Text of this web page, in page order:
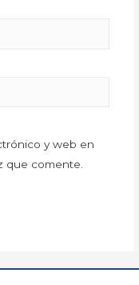
y web en
que comente.